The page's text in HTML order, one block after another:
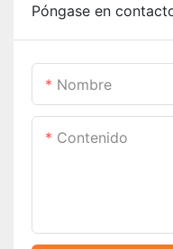
Póngase en
Nombre
Contenido